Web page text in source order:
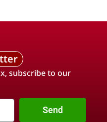
subscribe to our
Send